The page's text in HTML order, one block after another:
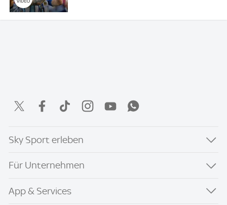
Sky Sport erleben
Für Unternehmen
App & Services